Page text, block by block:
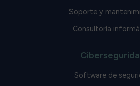
Soporte y
Consultoría
Software de